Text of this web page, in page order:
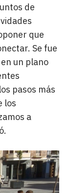
de
que
Se fue
un plano
pasos más
los
a